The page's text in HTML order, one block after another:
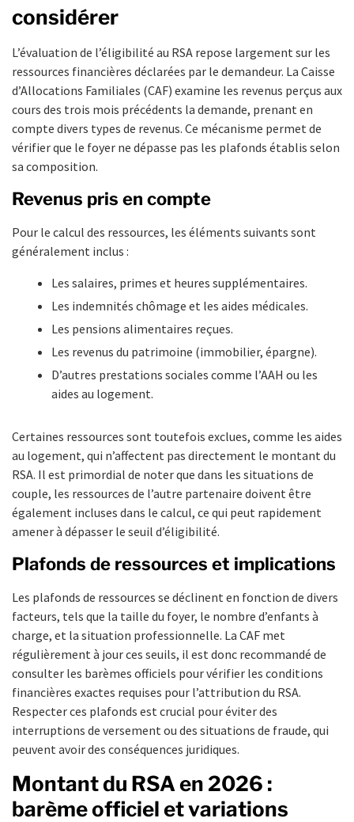
considérer
L’évaluation de l’éligibilité au RSA repose largement sur les
ressources financières déclarées par le demandeur. La Caisse
d’Allocations Familiales (CAF) examine les revenus perçus aux
cours des trois mois précédents la demande, prenant en
compte divers types de revenus. Ce mécanisme permet de
vérifier que le foyer ne dépasse pas les plafonds établis selon
sa composition.
Revenus pris en compte
Pour le calcul des ressources, les éléments suivants sont
généralement inclus :
Les salaires, primes et heures supplémentaires.
Les indemnités chômage et les aides médicales.
Les pensions alimentaires reçues.
Les revenus du patrimoine (immobilier, épargne).
D’autres prestations sociales comme l’AAH ou les
aides au logement.
Certaines ressources sont toutefois exclues, comme les aides
au logement, qui n’affectent pas directement le montant du
RSA. Il est primordial de noter que dans les situations de
couple, les ressources de l’autre partenaire doivent être
également incluses dans le calcul, ce qui peut rapidement
amener à dépasser le seuil d’éligibilité.
Plafonds de ressources et implications
Les plafonds de ressources se déclinent en fonction de divers
facteurs, tels que la taille du foyer, le nombre d’enfants à
charge, et la situation professionnelle. La CAF met
régulièrement à jour ces seuils, il est donc recommandé de
consulter les barèmes officiels pour vérifier les conditions
financières exactes requises pour l’attribution du RSA.
Respecter ces plafonds est crucial pour éviter des
interruptions de versement ou des situations de fraude, qui
peuvent avoir des conséquences juridiques.
Montant du RSA en 2026 :
barème officiel et variations